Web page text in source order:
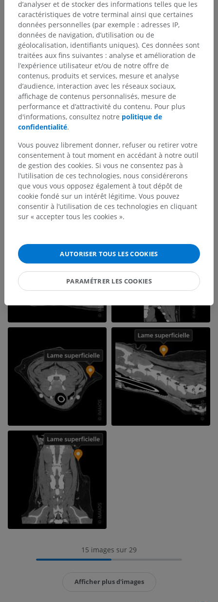
15 images sur 29
Afficher plus d'images
d’analyser et de stocker des informations telles que les
caractéristiques de votre terminal ainsi que certaines
données personnelles (par exemple : adresses IP,
données de navigation, d’utilisation ou de
géolocalisation, identifiants uniques). Ces données sont
traitées aux fins suivantes : analyse et amélioration de
l’expérience utilisateur et/ou de notre offre de
contenus, produits et services, mesure et analyse
d’audience, interaction avec les réseaux sociaux,
affichage de contenus personnalisés, mesure de
performance et d’attractivité du contenu. Pour plus
d'informations, consultez notre politique de
confidentialité.
Vous pouvez librement donner, refuser ou retirer votre
consentement à tout moment en accédant à notre outil
de gestion des cookies. Si vous ne consentez pas à
l’utilisation de ces technologies, nous considérerons
que vous vous opposez également à tout dépôt de
cookie fondé sur un intérêt légitime. Vous pouvez
consentir à l’utilisation de ces technologies en cliquant
sur « accepter tous les cookies ».
AUTORISER TOUS LES COOKIES
PARAMÉTRER LES COOKIES